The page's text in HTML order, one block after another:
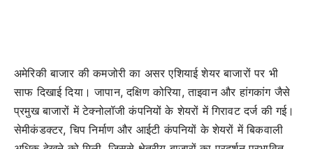
अमेरिकी बाजार की कमजोरी का असर एशियाई शेयर बाजारों पर भी
साफ दिखाई दिया। जापान, दक्षिण कोरिया, ताइवान और हांगकांग जैसे
प्रमुख बाजारों में टेक्नोलॉजी कंपनियों के शेयरों में गिरावट दर्ज की गई।
सेमीकंडक्टर, चिप निर्माण और आईटी कंपनियों के शेयरों में बिकवाली